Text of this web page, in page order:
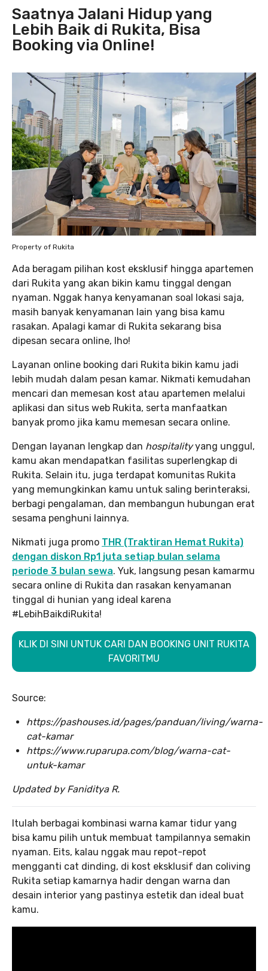
Saatnya Jalani Hidup yang
Lebih Baik di Rukita, Bisa
Booking via Online!
Property of Rukita
Ada beragam pilihan kost eksklusif hingga apartemen
dari Rukita yang akan bikin kamu tinggal dengan
nyaman. Nggak hanya kenyamanan soal lokasi saja,
masih banyak kenyamanan lain yang bisa kamu
rasakan. Apalagi kamar di Rukita sekarang bisa
dipesan secara online, lho!
Layanan online booking dari Rukita bikin kamu jadi
lebih mudah dalam pesan kamar. Nikmati kemudahan
mencari dan memesan kost atau apartemen melalui
aplikasi dan situs web Rukita, serta manfaatkan
banyak promo jika kamu memesan secara online.
Dengan layanan lengkap dan hospitalityyang unggul,
kamu akan mendapatkan fasilitas superlengkap di
Rukita. Selain itu, juga terdapat komunitas Rukita
yang memungkinkan kamu untuk saling berinteraksi,
berbagi pengalaman, dan membangun hubungan erat
sesama penghuni lainnya.
Nikmati juga promo THR (Traktiran Hemat Rukita)
dengan diskon Rp1 juta setiap bulan selama
periode 3 bulan sewa. Yuk, langsung pesan kamarmu
secara online di Rukita dan rasakan kenyamanan
tinggal di hunian yang ideal karena
#LebihBaikdiRukita!
KLIK DI SINI UNTUK CARI DAN BOOKING UNIT RUKITA
FAVORITMU
Source:
https://pashouses.id/pages/panduan/living/warna-
cat-kamar
https://www.ruparupa.com/blog/warna-cat-
untuk-kamar
Updated by Faniditya R.
Itulah berbagai kombinasi warna kamar tidur yang
bisa kamu pilih untuk membuat tampilannya semakin
nyaman. Eits, kalau nggak mau repot-repot
mengganti cat dinding, di kost eksklusif dan coliving
Rukita setiap kamarnya hadir dengan warna dan
desain interior yang pastinya estetik dan ideal buat
kamu.